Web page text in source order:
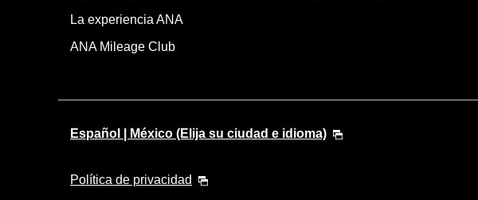
La experiencia ANA
ANA Mileage Club
Español | México (Elija su ciudad e idioma)
Política de privacidad